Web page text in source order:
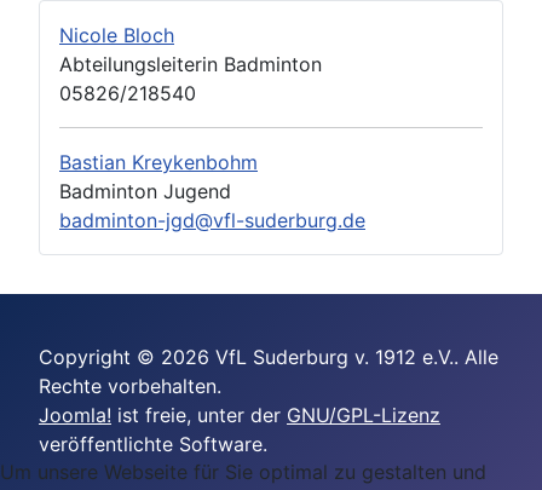
Nicole Bloch
Abteilungsleiterin Badminton
05826/218540
Bastian Kreykenbohm
Badminton Jugend
badminton-jgd@vfl-suderburg.de
Copyright © 2026 VfL Suderburg v. 1912 e.V.. Alle
Rechte vorbehalten.
Joomla! ist freie, unter der GNU/GPL-Lizenz
veröffentlichte Software.
Um unsere Webseite für Sie optimal zu gestalten und